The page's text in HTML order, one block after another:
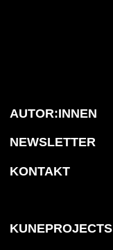
AUTOR:INNEN
NEWSLETTER
KONTAKT
KUNEPROJECTS